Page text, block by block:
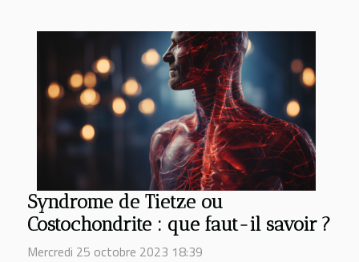
Syndrome de Tietze ou
Costochondrite : que faut-il savoir ?
Mercredi 25 octobre 2023 18:39